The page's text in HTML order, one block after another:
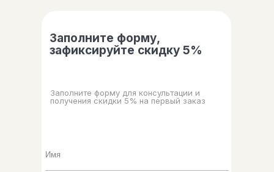
Контакты
Заполните форму,
зафиксируйте скидку 5%
Заполните форму для консультации и
получения скидки 5% на первый заказ